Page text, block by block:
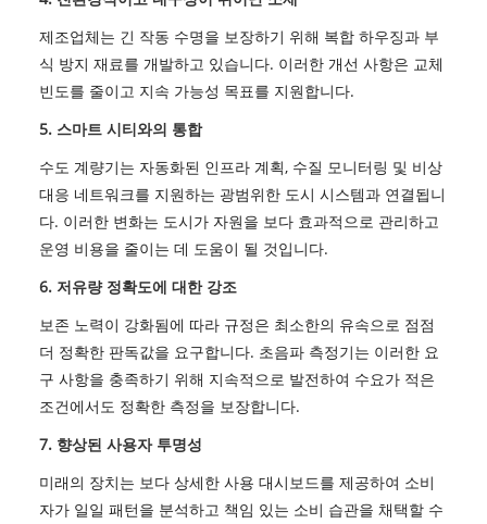
제조업체는 긴 작동 수명을 보장하기 위해 복합 하우징과 부
식 방지 재료를 개발하고 있습니다. 이러한 개선 사항은 교체
빈도를 줄이고 지속 가능성 목표를 지원합니다.
5. 스마트 시티와의 통합
수도 계량기는 자동화된 인프라 계획, 수질 모니터링 및 비상
대응 네트워크를 지원하는 광범위한 도시 시스템과 연결됩니
다. 이러한 변화는 도시가 자원을 보다 효과적으로 관리하고
운영 비용을 줄이는 데 도움이 될 것입니다.
6. 저유량 정확도에 대한 강조
보존 노력이 강화됨에 따라 규정은 최소한의 유속으로 점점
더 정확한 판독값을 요구합니다. 초음파 측정기는 이러한 요
구 사항을 충족하기 위해 지속적으로 발전하여 수요가 적은
조건에서도 정확한 측정을 보장합니다.
7. 향상된 사용자 투명성
미래의 장치는 보다 상세한 사용 대시보드를 제공하여 소비
자가 일일 패턴을 분석하고 책임 있는 소비 습관을 채택할 수